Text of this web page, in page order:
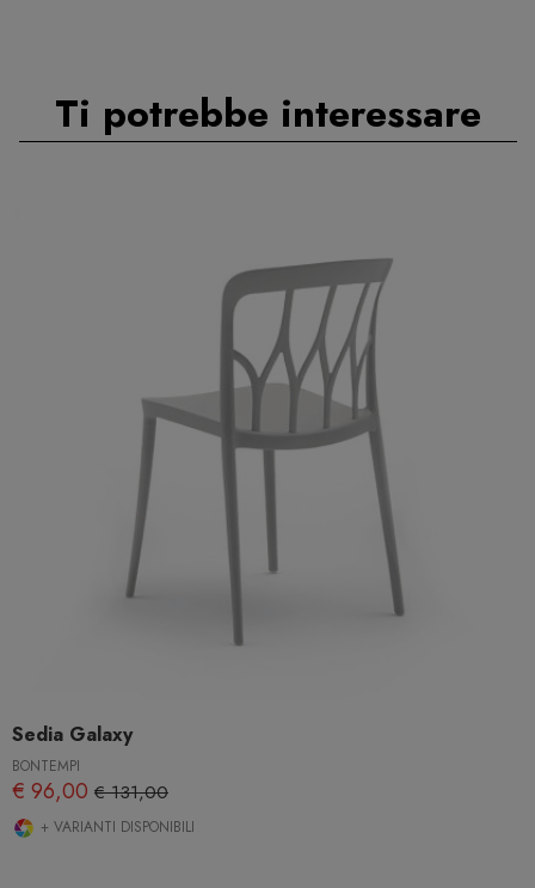
Ti potrebbe interessare
Sedia Galaxy
BONTEMPI
€ 96,00 € 131,00
+ VARIANTI DISPONIBILI